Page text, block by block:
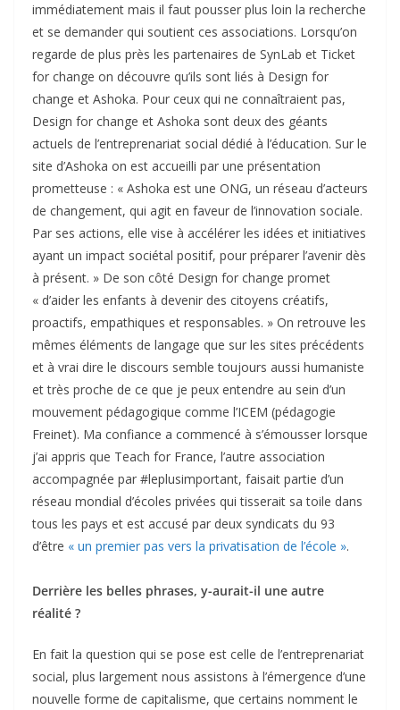
immédiatement mais il faut pousser plus loin la recherche
et se demander qui soutient ces associations. Lorsqu’on
regarde de plus près les partenaires de SynLab et Ticket
for change on découvre qu’ils sont liés à Design for
change et Ashoka. Pour ceux qui ne connaîtraient pas,
Design for change et Ashoka sont deux des géants
actuels de l’entreprenariat social dédié à l’éducation. Sur le
site d’Ashoka on est accueilli par une présentation
prometteuse : « Ashoka est une ONG, un réseau d’acteurs
de changement, qui agit en faveur de l’innovation sociale.
Par ses actions, elle vise à accélérer les idées et initiatives
ayant un impact sociétal positif, pour préparer l’avenir dès
à présent. » De son côté Design for change promet
« d’aider les enfants à devenir des citoyens créatifs,
proactifs, empathiques et responsables. » On retrouve les
mêmes éléments de langage que sur les sites précédents
et à vrai dire le discours semble toujours aussi humaniste
et très proche de ce que je peux entendre au sein d’un
mouvement pédagogique comme l’ICEM (pédagogie
Freinet). Ma confiance a commencé à s’émousser lorsque
j’ai appris que Teach for France, l’autre association
accompagnée par #leplusimportant, faisait partie d’un
réseau mondial d’écoles privées qui tisserait sa toile dans
tous les pays et est accusé par deux syndicats du 93
d’être « un premier pas vers la privatisation de l’école ».
Derrière les belles phrases, y-aurait-il une autre
réalité ?
En fait la question qui se pose est celle de l’entreprenariat
social, plus largement nous assistons à l’émergence d’une
nouvelle forme de capitalisme, que certains nomment le